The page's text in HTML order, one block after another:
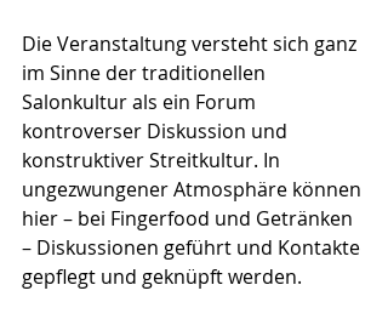
Die Veranstaltung versteht sich ganz
im Sinne der traditionellen
Salonkultur als ein Forum
kontroverser Diskussion und
konstruktiver Streitkultur. In
ungezwungener Atmosphäre können
hier – bei Fingerfood und Getränken
– Diskussionen geführt und Kontakte
gepflegt und geknüpft werden.